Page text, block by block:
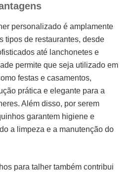
personalizado é amplamente
tipos de restaurantes, desde
até lanchonetes e
permite que seja utilizado em
festas e casamentos,
prática e elegante para a
Além disso, por serem
garantem higiene e
a limpeza e a manutenção do
para talher também contribui